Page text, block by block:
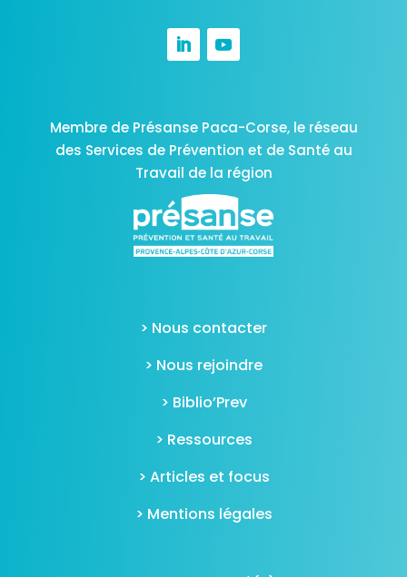
Membre de Présanse Paca-Corse, le réseau
des Services de Prévention et de Santé au
Travail de la région
> Nous contacter
> Nous rejoindre
> Biblio’Prev
> Ressources
> Articles et focus
> Mentions légales